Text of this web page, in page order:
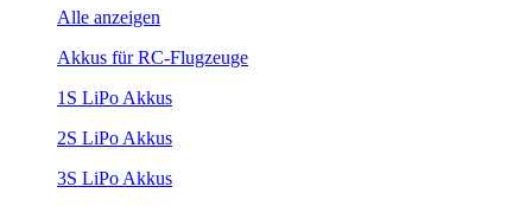
Alle anzeigen
Akkus für RC-Flugzeuge
1S LiPo Akkus
2S LiPo Akkus
3S LiPo Akkus